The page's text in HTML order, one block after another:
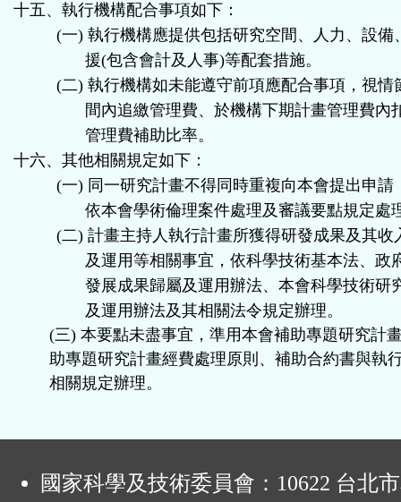
十五、執行機構配合事項如下：
(一) 執行機構應提供包括研究空間、人力、設備
援(包含會計及人事)等配套措施。
(二) 執行機構如未能遵守前項應配合事項，視情
間內追繳管理費、於機構下期計畫管理費內
管理費補助比率。
十六、其他相關規定如下：
(一) 同一研究計畫不得同時重複向本會提出申請
依本會學術倫理案件處理及審議要點規定處
(二) 計畫主持人執行計畫所獲得研發成果及其收
及運用等相關事宜，依科學技術基本法、政
發展成果歸屬及運用辦法、本會科學技術研
及運用辦法及其相關法令規定辦理。
(三) 本要點未盡事宜，準用本會補助專題研究計
助專題研究計畫經費處理原則、補助合約書與執
相關規定辦理。
國家科學及技術委員會：10622 台北